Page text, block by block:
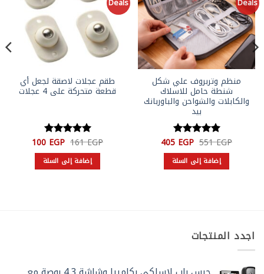
Deals
منظم وتربروف علي شكل
شنطة حامل للاسلاك
والكابلات والشواحن والباوربانك
بيد
تم التقييم
5من 5
551EGP السعر
الأصلي
هو:
551 EGP.
405EGP السعر
الحالي
هو: إضافة إلى السلة
Deals
طقم عجلات لاصقة لجعل أي
قطعة متحركة على 4 عجلات
تم التقييم
5من 5
161EGP السعر
الأصلي
هو:
161 EGP.
100EGP السعر
الحالي
هو: إضافة إلى السلة
اجدد المنتجات